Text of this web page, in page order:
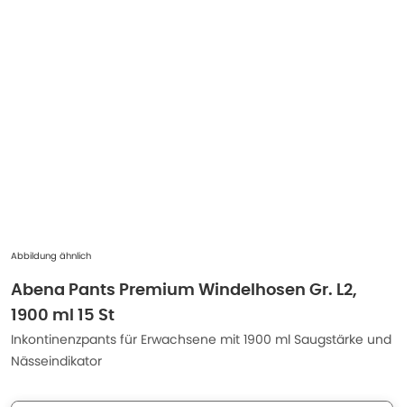
Abbildung ähnlich
Abena Pants Premium Windelhosen Gr. L2,
1900 ml 15 St
Inkontinenzpants für Erwachsene mit 1900 ml Saugstärke und
Nässeindikator